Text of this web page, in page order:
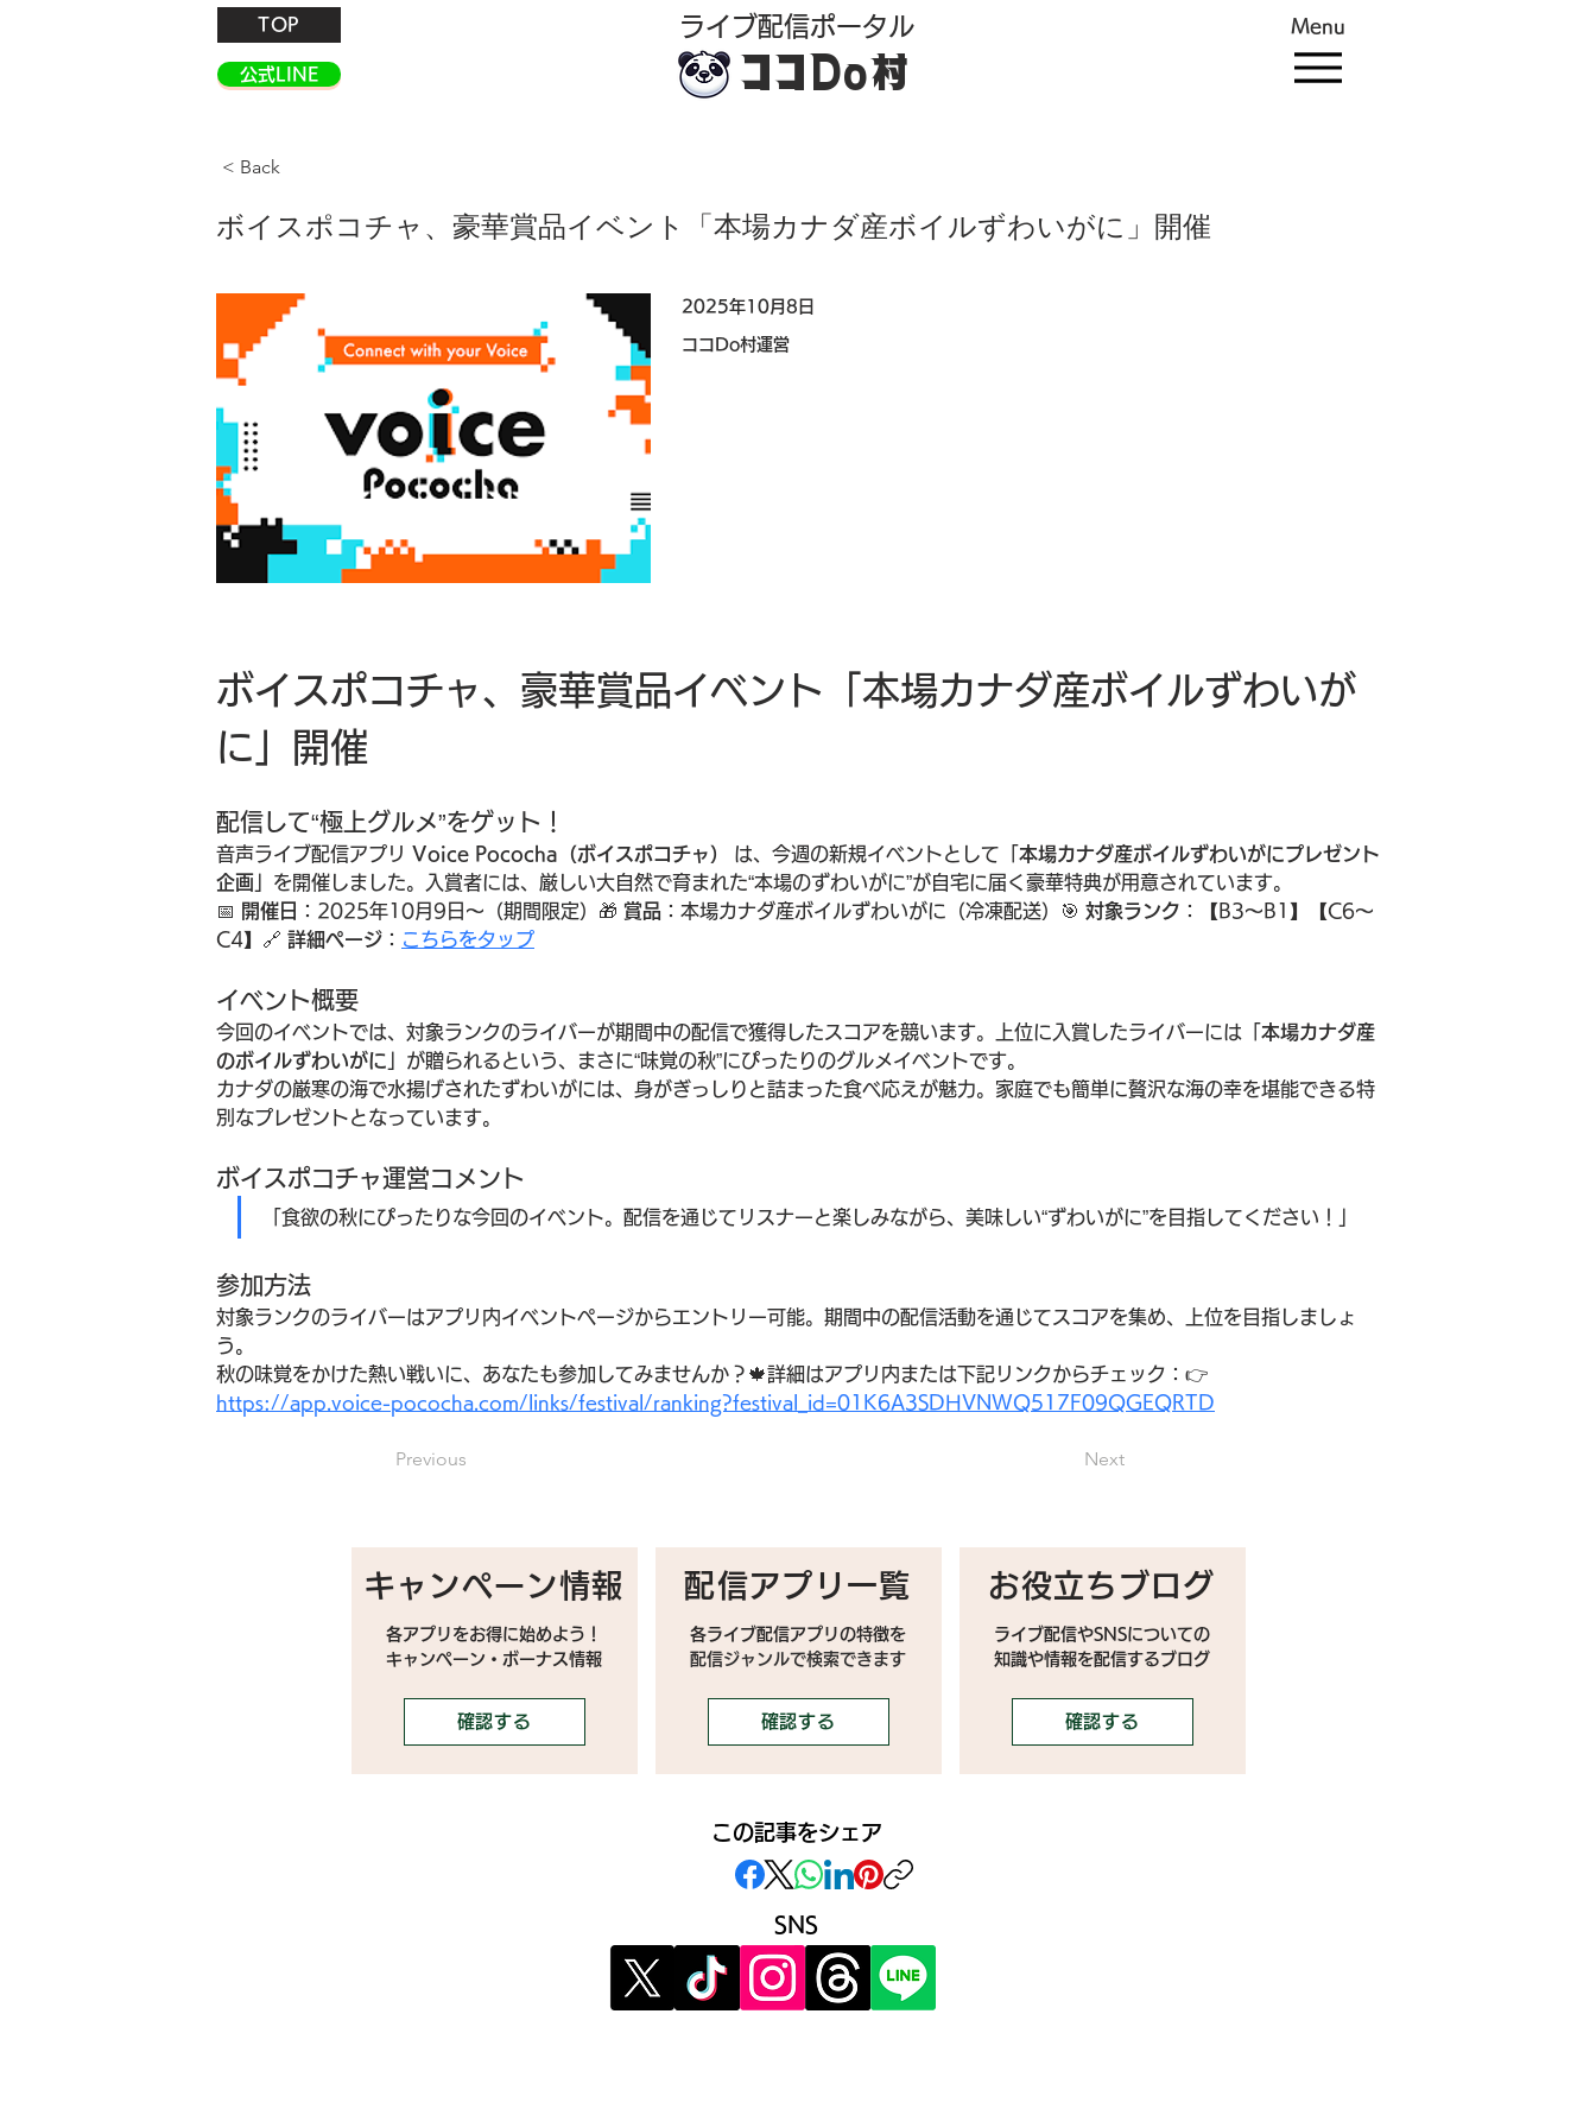
TOP
公式LINE
​ライブ配信ポータル
ココDo村
Menu
< Back
ボイスポコチャ、豪華賞品イベント「本場カナダ産ボイルずわいがに」開催
2025年10月8日
ココDo村運営
ボイスポコチャ、豪華賞品イベント「本場カナダ産ボイルずわいが
に」開催
配信して“極上グルメ”をゲット！
音声ライブ配信アプリ Voice Pococha（ボイスポコチャ） は、今週の新規イベントとして「 本場カナダ産ボイルずわいがにプレゼント
企画 」を開催しました。入賞者には、厳しい大自然で育まれた“本場のずわいがに”が自宅に届く豪華特典が用意されています。
📅 開催日 ：2025年10月9日〜（期間限定）🎁 賞品 ：本場カナダ産ボイルずわいがに（冷凍配送）🎯 対象ランク ：【B3〜B1】【C6〜
C4】🔗 詳細ページ ： こちらをタップ
イベント概要
今回のイベントでは、対象ランクのライバーが期間中の配信で獲得したスコアを競います。上位に入賞したライバーには「 本場カナダ産
のボイルずわいがに 」が贈られるという、まさに“味覚の秋”にぴったりのグルメイベントです。
カナダの厳寒の海で水揚げされたずわいがには、身がぎっしりと詰まった食べ応えが魅力。家庭でも簡単に贅沢な海の幸を堪能できる特
別なプレゼントとなっています。
ボイスポコチャ運営コメント
「食欲の秋にぴったりな今回のイベント。配信を通じてリスナーと楽しみながら、美味しい“ずわいがに”を目指してください！」
参加方法
対象ランクのライバーはアプリ内イベントページからエントリー可能。期間中の配信活動を通じてスコアを集め、上位を目指しましょ
う。
秋の味覚をかけた熱い戦いに、あなたも参加してみませんか？🍁詳細はアプリ内または下記リンクからチェック：👉
https://app.voice-pococha.com/links/festival/ranking?festival_id=01K6A3SDHVNWQ517F09QGEQRTD
Previous Next
キャンペーン情報
各アプリをお得に始めよう！
キャンペーン・ボーナス情報
確認する
配信アプリ一覧
各ライブ配信アプリの特徴を
配信ジャンルで検索できます
確認する
お役立ちブログ
ライブ配信やSNSについての
​知識や情報を配信するブログ
確認する
この記事をシェア
SNS